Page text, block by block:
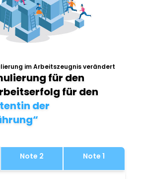
im Arbeitszeugnis verändert
für den
für den
der
Note 2 Note 1